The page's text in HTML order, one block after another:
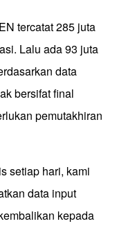
tercatat 285 juta
Lalu ada 93 juta
data
bersifat final
pemutakhiran
setiap hari, kami
data input
kepada